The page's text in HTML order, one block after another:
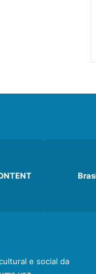
e social da